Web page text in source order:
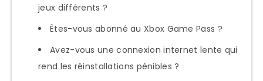
jeux différents ?
Êtes-vous abonné au Xbox Game Pass ?
Avez-vous une connexion internet lente qui
rend les réinstallations pénibles ?